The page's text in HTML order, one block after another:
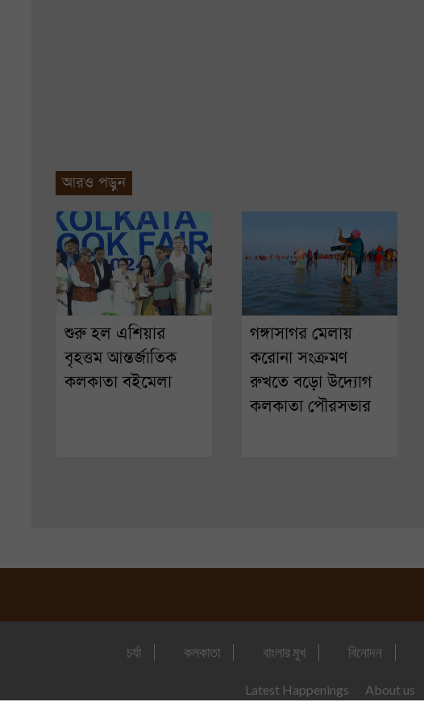
আরও পড়ুন
শুরু হল এশিয়ার
বৃহত্তম আন্তর্জাতিক
কলকাতা বইমেলা
গঙ্গাসাগর মেলায়
করোনা সংক্রমণ
রুখতে বড়ো উদ্যোগ
কলকাতা পৌরসভার
চর্যা কলকাতা বাংলার মুখ বিনোদন
Latest Happenings About us